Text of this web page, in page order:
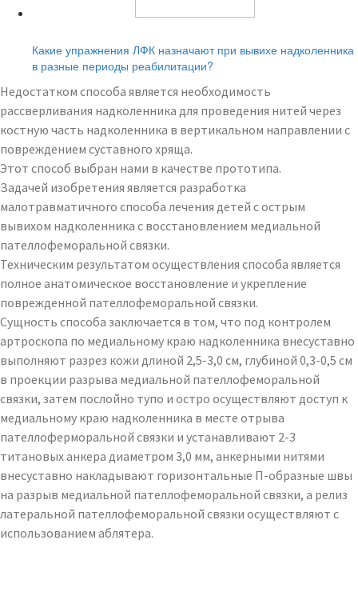
Какие упражнения ЛФК назначают при вывихе надколенника
в разные периоды реабилитации?
Недостатком способа является необходимость
рассверливания надколенника для проведения нитей через
костную часть надколенника в вертикальном направлении с
повреждением суставного хряща.
Этот способ выбран нами в качестве прототипа.
Задачей изобретения является разработка
малотравматичного способа лечения детей с острым
вывихом надколенника с восстановлением медиальной
пателлофеморальной связки.
Техническим результатом осуществления способа является
полное анатомическое восстановление и укрепление
поврежденной пателлофеморальной связки.
Сущность способа заключается в том, что под контролем
артроскопа по медиальному краю надколенника внесуставно
выполняют разрез кожи длиной 2,5-3,0 см, глубиной 0,3-0,5 см
в проекции разрыва медиальной пателлофеморальной
связки, затем послойно тупо и остро осуществляют доступ к
медиальному краю надколенника в месте отрыва
пателлоферморальной связки и устанавливают 2-3
титановых анкера диаметром 3,0 мм, анкерными нитями
внесуставно накладывают горизонтальные П-образные швы
на разрыв медиальной пателлофеморальной связки, а релиз
латеральной пателлофеморальной связки осуществляют с
использованием аблятера.